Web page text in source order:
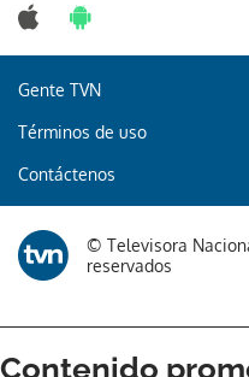
Gente TVN
Términos de uso
Contáctenos
© Televisora
reservados